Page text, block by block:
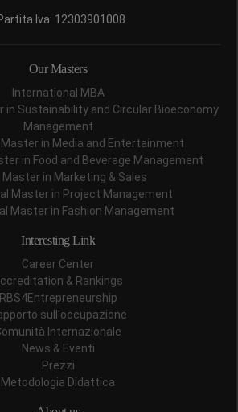
Iva: 12303901008
Our Masters
International MBA
in Sustainability and Circular Bioeconomy
Management
in Media and Entertainment
in Food and Beverage Management
Master in Marketing & Sales
Master in Project Management
Master in Fashion Management
Interesting Link
Career Center
& Rankings
RBS4Entrepreneurship
sull'occupazione
Internazionale
News & Eventi
Prezzi
Metodologia Didattica